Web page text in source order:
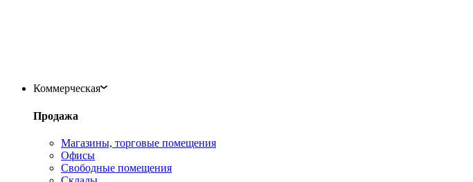
Коммерческая
Продажа
Магазины, торговые помещения
Офисы
Свободные помещения